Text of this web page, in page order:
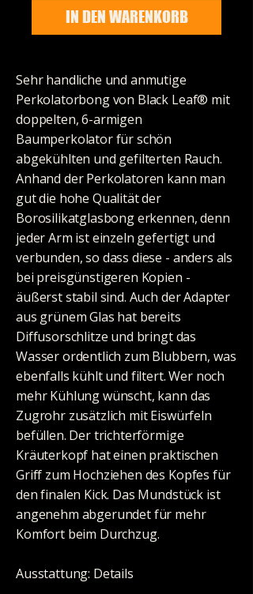
IN DEN WARENKORB
Sehr handliche und anmutige
Perkolatorbong von Black Leaf® mit
doppelten, 6-armigen
Baumperkolator für schön
abgekühlten und gefilterten Rauch.
Anhand der Perkolatoren kann man
gut die hohe Qualität der
Borosilikatglasbong erkennen, denn
jeder Arm ist einzeln gefertigt und
verbunden, so dass diese - anders als
bei preisgünstigeren Kopien -
äußerst stabil sind. Auch der Adapter
aus grünem Glas hat bereits
Diffusorschlitze und bringt das
Wasser ordentlich zum Blubbern, was
ebenfalls kühlt und filtert. Wer noch
mehr Kühlung wünscht, kann das
Zugrohr zusätzlich mit Eiswürfeln
befüllen. Der trichterförmige
Kräuterkopf hat einen praktischen
Griff zum Hochziehen des Kopfes für
den finalen Kick. Das Mundstück ist
angenehm abgerundet für mehr
Komfort beim Durchzug.
Ausstattung: Details